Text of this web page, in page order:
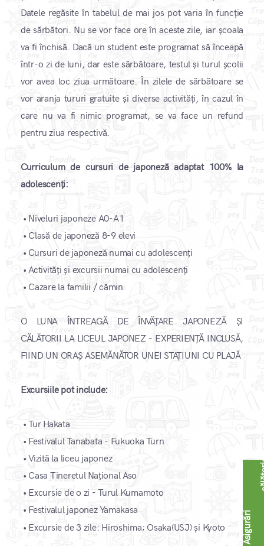
Datele regăsite în tabelul de mai jos pot varia în funcție
de sărbători. Nu se vor face ore în aceste zile, iar școala
va fi închisă. Dacă un student este programat să înceapă
într-o zi de luni, dar este sărbătoare, testul și turul școlii
vor avea loc ziua următoare. În zilele de sărbătoare se
vor aranja tururi gratuite și diverse activități, în cazul în
care nu va fi nimic programat, se va face un refund
pentru ziua respectivă.
Curriculum de cursuri de japoneză adaptat 100% la
adolescenți:
• Niveluri japoneze A0-A1
• Clasă de japoneză 8-9 elevi
• Cursuri de japoneză numai cu adolescenți
•Activități și excursii numai cu adolescenți
• Cazare la familii / cămin​
O LUNA ÎNTREAGĂ DE ÎNVĂȚARE JAPONEZĂ ȘI
CĂLĂTORII LA LICEUL JAPONEZ - EXPERIENȚĂ INCLUSĂ,
FIIND UN ORAȘ ASEMĂNĂTOR UNEI STAȚIUNI CU PLAJĂ
Excursiile pot include:
•Tur Hakata
• Festivalul Tanabata - Fukuoka Turn
•Vizită la liceu japonez
• Casa Tineretul Național Aso
• Excursie de o zi - Turul Kumamoto
• Festivalul japonez Yamakasa
• Excursie de 3 zile: Hiroshima; Osaka(USJ) și Kyoto A
s
i
g
u
r
ă
r
i
c
ă
l
ă
t
o
r
i